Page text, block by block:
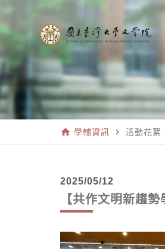
home 學輔資訊 navigate_next 活動花絮
2025/05/12
【共作文明新趨